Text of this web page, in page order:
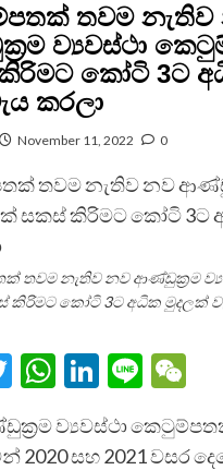
තවම නැතිව
ව්‍යවස්ථා
කෝටි 3ට
කරලා
November 11, 2022 0
තවම නැතිව නව ආණ්ඩුක‍්‍රම
කිරිමට කෝටි 3ට අධික මුදලක්
Twitter
WhatsApp
LinkedIn
Line
ව්‍යවස්ථා
2020 සහ 2021 වසර